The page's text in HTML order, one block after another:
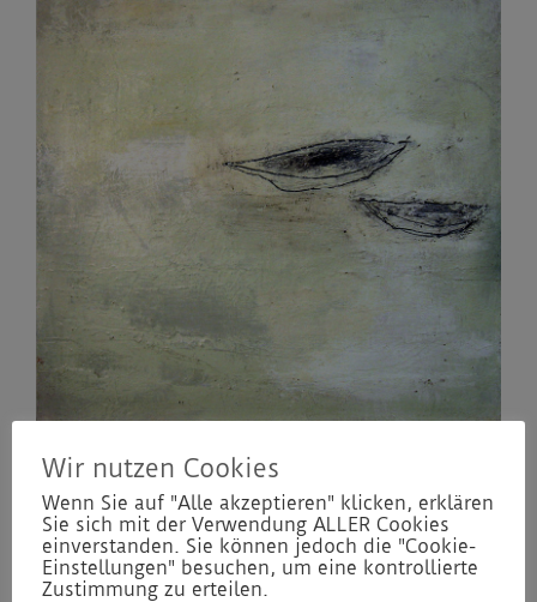
Wir nutzen Cookies
Wenn Sie auf "Alle akzeptieren" klicken, erklären
Sie sich mit der Verwendung ALLER Cookies
einverstanden. Sie können jedoch die "Cookie-
Einstellungen" besuchen, um eine kontrollierte
Zustimmung zu erteilen.